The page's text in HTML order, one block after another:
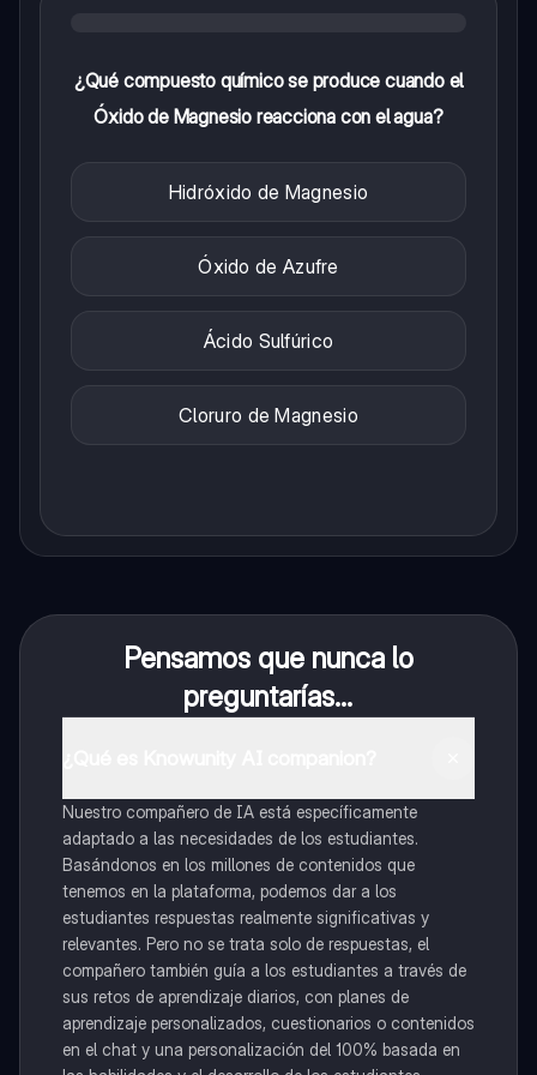
¿Qué compuesto químico se produce cuando el
Óxido de Magnesio reacciona con el agua?
Hidróxido de Magnesio
Óxido de Azufre
Ácido Sulfúrico
Cloruro de Magnesio
Pensamos que nunca lo
preguntarías...
Nuestro compañero de IA está específicamente
adaptado a las necesidades de los estudiantes.
Basándonos en los millones de contenidos que
tenemos en la plataforma, podemos dar a los
estudiantes respuestas realmente significativas y
relevantes. Pero no se trata solo de respuestas, el
compañero también guía a los estudiantes a través de
sus retos de aprendizaje diarios, con planes de
aprendizaje personalizados, cuestionarios o contenidos
en el chat y una personalización del 100% basada en